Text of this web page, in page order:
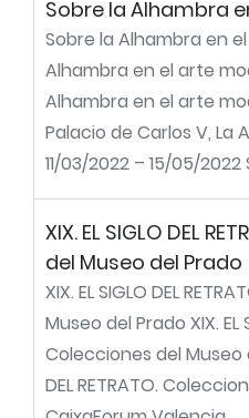
Sobre la Alhambra
Sobre la Alhambra en
Alhambra en el arte
Alhambra en el arte
Palacio de Carlos V, La
11/03/2022 – 15/05/2022
XIX. EL SIGLO DEL
del Museo del Prado
XIX. EL SIGLO DEL
Museo del Prado XIX. EL
Colecciones del Museo
DEL RETRATO.